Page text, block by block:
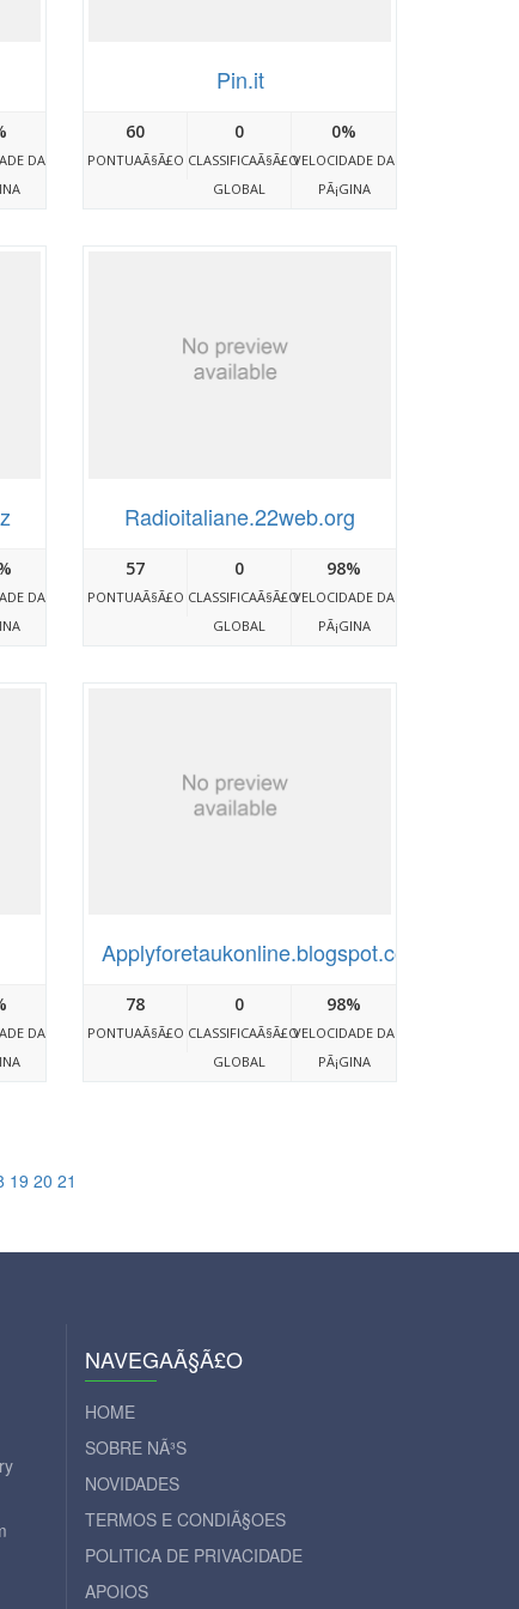
DA
Pin.it
60
PONTUAÃ§Ã£O
0
CLASSIFICAÃ§Ã£O
GLOBAL
0%
VELOCIDADE DA
PÃ¡GINA
DA
Radioitaliane.22web.org
57
PONTUAÃ§Ã£O
0
CLASSIFICAÃ§Ã£O
GLOBAL
98%
VELOCIDADE DA
PÃ¡GINA
DA
Applyforetaukonline.blogspot.com
78
PONTUAÃ§Ã£O
0
CLASSIFICAÃ§Ã£O
GLOBAL
98%
VELOCIDADE DA
PÃ¡GINA
19 20 21
NAVEGAÃ§Ã£O
HOME
SOBRE NÃ³S
NOVIDADES
TERMOS E CONDIÃ§OES
POLITICA DE PRIVACIDADE
APOIOS